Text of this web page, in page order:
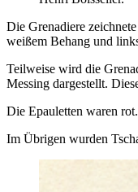
Die Grenadiere
weißem Behang und
Teilweise wird die
Messing dargestellt.
Die Epauletten waren rot.
Im Übrigen wurden